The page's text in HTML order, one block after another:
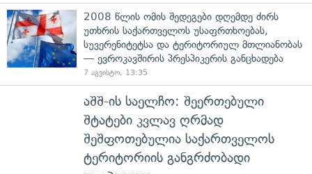
2008 წლის ომის შედეგები დღემდე ძირს
უთხრის საქართველოს უსაფრთხოებას,
სუვერენიტეტსა და ტერიტორიულ მთლიანობას
— ევროკავშირის პრესპიკერის განცხადება
7 აგვისტო, 13:35
აშშ-ის საელჩო: შეერთებული
შტატები კვლავ ღრმად
შეშფოთებულია საქართველოს
ტერიტორიის განგრძობადი